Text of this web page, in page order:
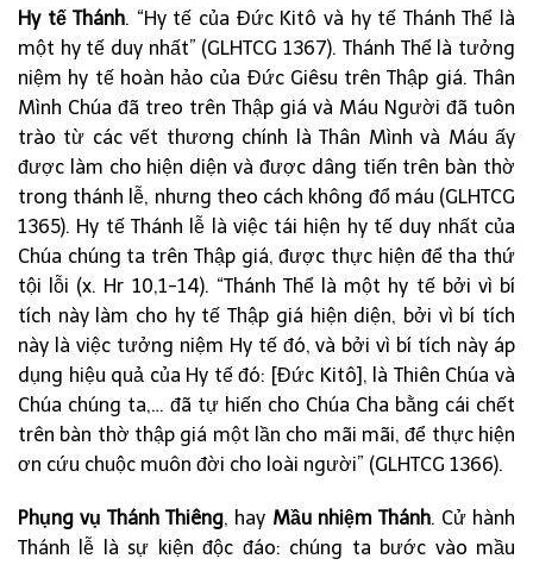
Hy tế Thánh. “Hy tế của Đức Kitô và hy tế Thánh Thể là
một hy tế duy nhất” (GLHTCG 1367). Thánh Thể là tưởng
niệm hy tế hoàn hảo của Đức Giêsu trên Thập giá. Thân
Mình Chúa đã treo trên Thập giá và Máu Người đã tuôn
trào từ các vết thương chính là Thân Mình và Máu ấy
được làm cho hiện diện và được dâng tiến trên bàn thờ
trong thánh lễ, nhưng theo cách không đổ máu (GLHTCG
1365). Hy tế Thánh lễ là việc tái hiện hy tế duy nhất của
Chúa chúng ta trên Thập giá, được thực hiện để tha thứ
tội lỗi (x. Hr 10,1-14). “Thánh Thể là một hy tế bởi vì bí
tích này làm cho hy tế Thập giá hiện diện, bởi vì bí tích
này là việc tưởng niệm Hy tế đó, và bởi vì bí tích này áp
dụng hiệu quả của Hy tế đó: [Đức Kitô], là Thiên Chúa và
Chúa chúng ta,… đã tự hiến cho Chúa Cha bằng cái chết
trên bàn thờ thập giá một lần cho mãi mãi, để thực hiện
ơn cứu chuộc muôn đời cho loài người” (GLHTCG 1366).
Phụng vụ Thánh Thiêng, hay Mầu nhiệm Thánh. Cử hành
Thánh lễ là sự kiện độc đáo: chúng ta bước vào mầu